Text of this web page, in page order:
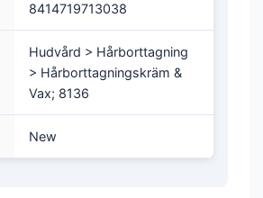
8414719713038
Hudvård > Hårborttagning
> Hårborttagningskräm &
Vax; 8136
New